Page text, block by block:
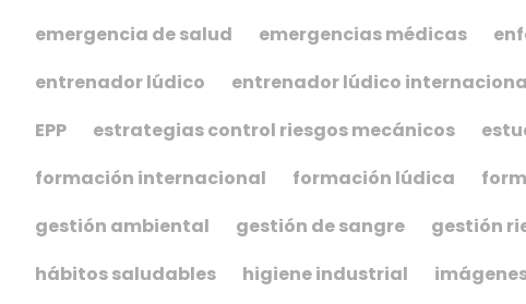
emergencia de salud
emergencias médicas
entrenador lúdico
entrenador lúdico
EPP
estrategias control riesgos mecánicos
formación internacional
formación lúdica
gestión ambiental
gestión de sangre gestión
hábitos saludables
higiene industrial